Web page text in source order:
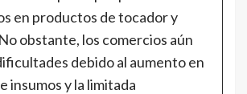
en productos de tocador y
obstante, los comercios aún
debido al aumento en
insumos y la limitada